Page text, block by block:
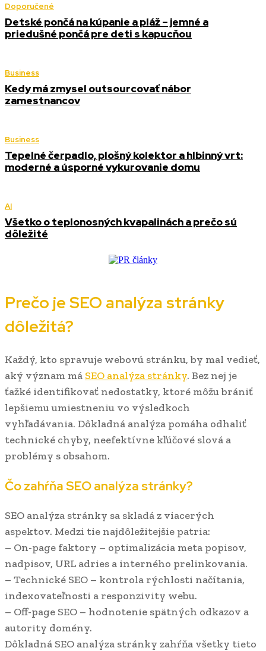
Doporučené
Detské pončá na kúpanie a pláž – jemné a
priedušné pončá pre deti s kapucňou
Business
Kedy má zmysel outsourcovať nábor
zamestnancov
Business
Tepelné čerpadlo, plošný kolektor a hlbinný vrt:
moderné a úsporné vykurovanie domu
AI
Všetko o teplonosných kvapalinách a prečo sú
dôležité
Prečo je SEO analýza stránky
dôležitá?
Každý, kto spravuje webovú stránku, by mal vedieť,
aký význam má SEO analýza stránky. Bez nej je
ťažké identifikovať nedostatky, ktoré môžu brániť
lepšiemu umiestneniu vo výsledkoch
vyhľadávania. Dôkladná analýza pomáha odhaliť
technické chyby, neefektívne kľúčové slová a
problémy s obsahom.
Čo zahŕňa SEO analýza stránky?
SEO analýza stránky sa skladá z viacerých
aspektov. Medzi tie najdôležitejšie patria:
– On-page faktory – optimalizácia meta popisov,
nadpisov, URL adries a interného prelinkovania.
– Technické SEO – kontrola rýchlosti načítania,
indexovateľnosti a responzivity webu.
– Off-page SEO – hodnotenie spätných odkazov a
autority domény.
Dôkladná SEO analýza stránky zahŕňa všetky tieto